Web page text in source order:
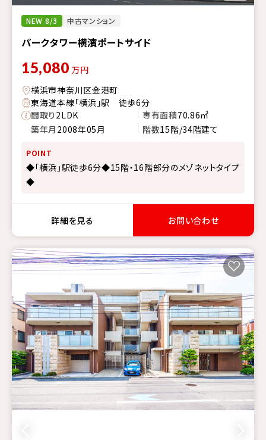
NEW 8/3 中古マンション
パークタワー横濱ポートサイド
15,080 万円
横浜市神奈川区金港町
東海道本線「横浜」駅 徒歩6分
間取り2LDK 専有面積70.86㎡
築年月 2008年05月 階数15階/34階建て
POINT
◆「横浜」駅徒歩6分◆15階・16階部分のメゾネットタイプ
◆
詳細を見る お問い合わせ